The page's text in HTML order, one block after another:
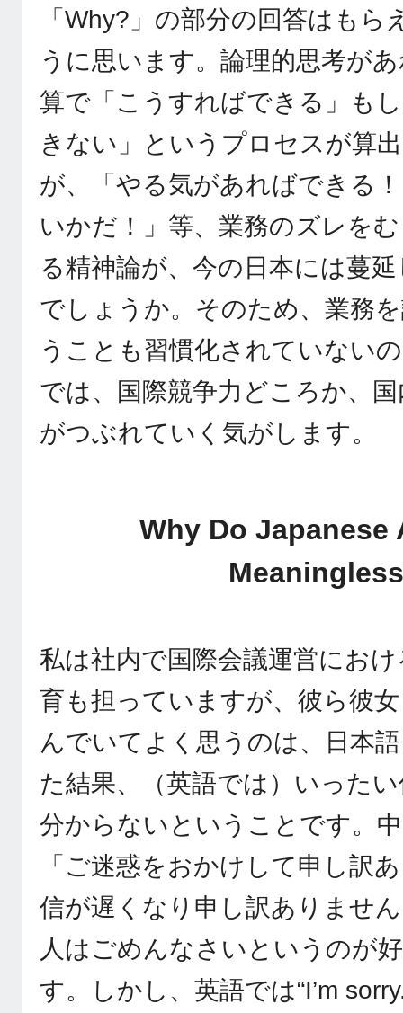
「Why?」の部分の回答はも
うに思います。論理的思考が
算で「こうすればできる」も
きない」というプロセスが算
が、「やる気があればできる
いかだ！」等、業務のズレを
る精神論が、今の日本には蔓
でしょうか。そのため、業務
うことも習慣化されていない
では、国際競争力どころか、
がつぶれていく気がします。
Why Do Japanese
私は社内で国際会議運営にお
育も担っていますが、彼ら彼
んでいてよく思うのは、日本
た結果、（英語では）いった
分からないということです。
「ご迷惑をおかけして申し訳
信が遅くなり申し訳ありませ
人はごめんなさいというのが
す。しかし、英語では“I’m